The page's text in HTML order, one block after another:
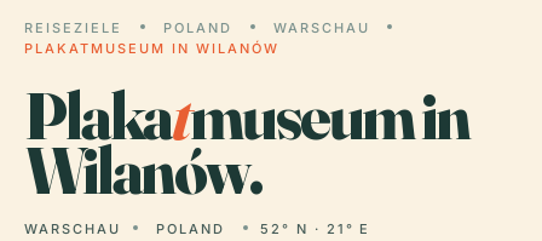
REISEZIELE POLAND
WARSCHAU
PLAKATMUSEUM IN WILANÓW
Plakatmuseum in
Wilanów.
WARSCHAU POLAND 52° N · 21° E